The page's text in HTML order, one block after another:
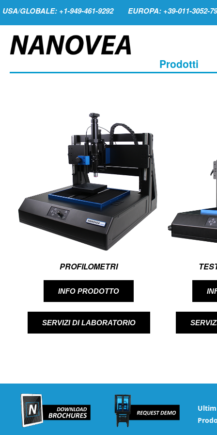
USA/GLOBALE: +1-949-461-9292 EUROPA: +39-011-3052-
Prodotti
PROFILOMETRI
INFO PRODOTTO
SERVIZI DI LABORATORIO